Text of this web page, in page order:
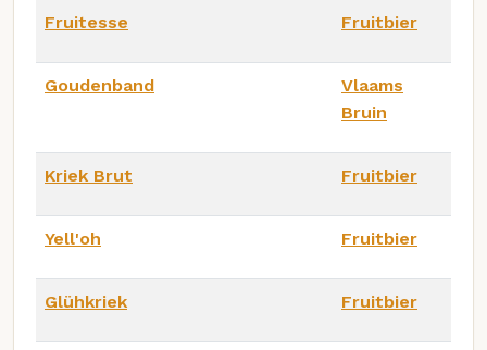
Fruitesse Fruitbier
Goudenband
Vlaams
Bruin
Kriek Brut Fruitbier
Yell'oh Fruitbier
Glühkriek Fruitbier